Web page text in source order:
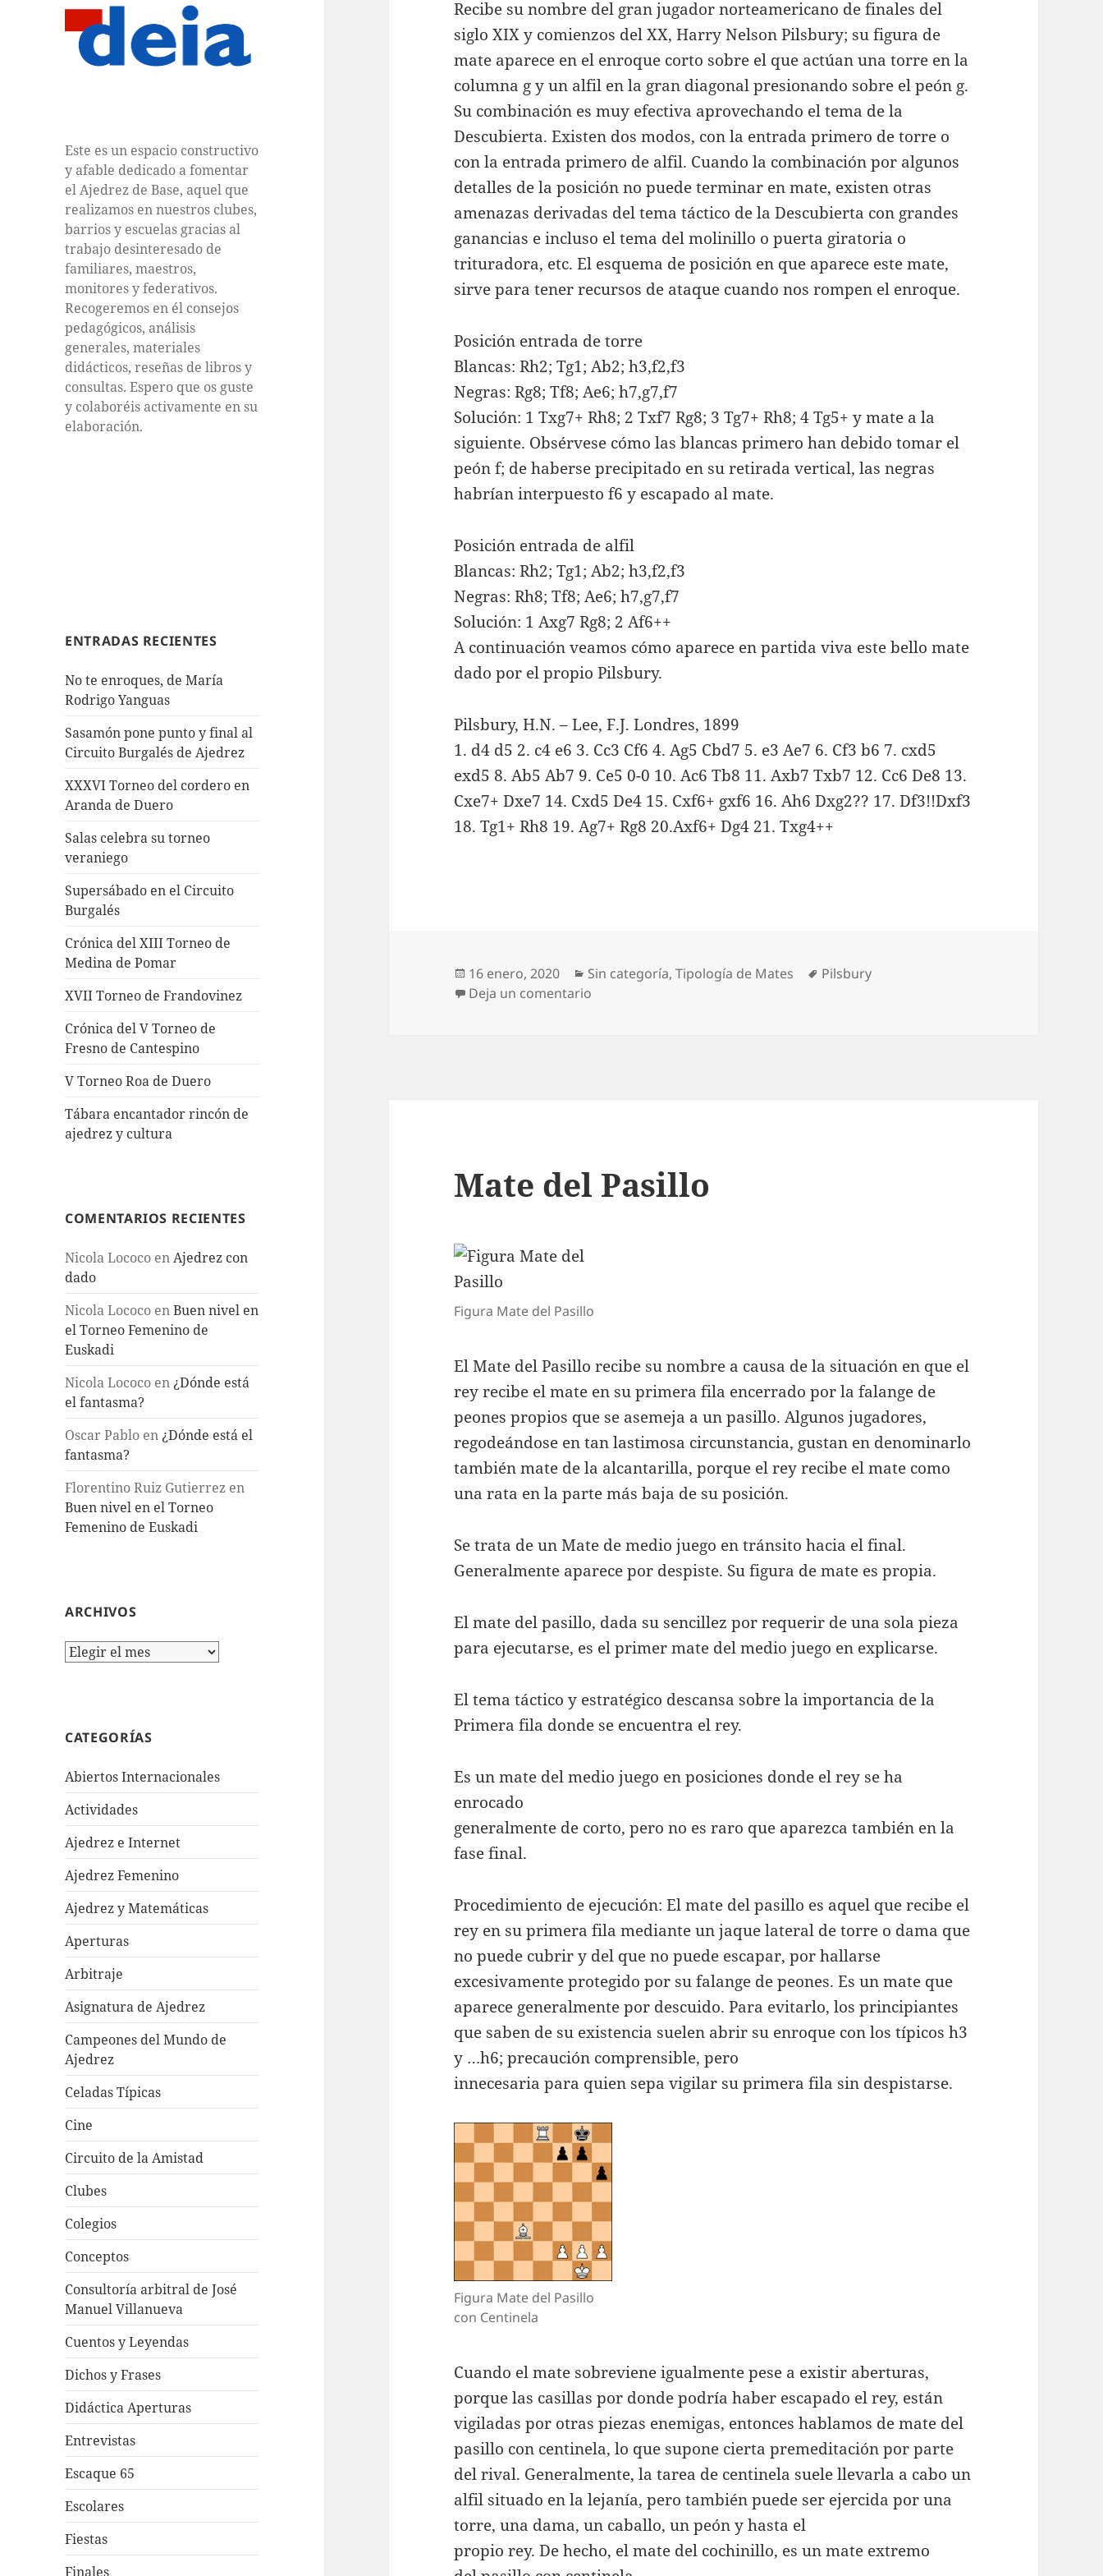
Este es un espacio constructivo
y afable dedicado a fomentar
el Ajedrez de Base, aquel que
realizamos en nuestros clubes,
barrios y escuelas gracias al
trabajo desinteresado de
familiares, maestros,
monitores y federativos.
Recogeremos en él consejos
pedagógicos, análisis
generales, materiales
didácticos, reseñas de libros y
consultas. Espero que os guste
y colaboréis activamente en su
elaboración.
ENTRADAS RECIENTES
No te enroques, de María
Rodrigo Yanguas
Sasamón pone punto y final al
Circuito Burgalés de Ajedrez
XXXVI Torneo del cordero en
Aranda de Duero
Salas celebra su torneo
veraniego
Supersábado en el Circuito
Burgalés
Crónica del XIII Torneo de
Medina de Pomar
XVII Torneo de Frandovinez
Crónica del V Torneo de
Fresno de Cantespino
V Torneo Roa de Duero
Tábara encantador rincón de
ajedrez y cultura
COMENTARIOS RECIENTES
Nicola Lococo enAjedrez con
dado
Nicola Lococo enBuen nivel en
el Torneo Femenino de
Euskadi
Nicola Lococo en¿Dónde está
el fantasma?
Oscar Pablo en¿Dónde está el
fantasma?
Florentino Ruiz Gutierrez en
Buen nivel en el Torneo
Femenino de Euskadi
ARCHIVOS
Archivos
CATEGORÍAS
Abiertos Internacionales
Actividades
Ajedrez e Internet
Ajedrez Femenino
Ajedrez y Matemáticas
Aperturas
Arbitraje
Asignatura de Ajedrez
Campeones del Mundo de
Ajedrez
Celadas Típicas
Cine
Circuito de la Amistad
Clubes
Colegios
Conceptos
Consultoría arbitral de José
Manuel Villanueva
Cuentos y Leyendas
Dichos y Frases
Didáctica Aperturas
Entrevistas
Escaque 65
Escolares
Fiestas
Finales
Recibe su nombre del gran jugador norteamericano de finales del
siglo XIX y comienzos del XX, Harry Nelson Pilsbury; su figura de
mate aparece en el enroque corto sobre el que actúan una torre en la
columna g y un alfil en la gran diagonal presionando sobre el peón g.
Su combinación es muy efectiva aprovechando el tema de la
Descubierta. Existen dos modos, con la entrada primero de torre o
con la entrada primero de alfil. Cuando la combinación por algunos
detalles de la posición no puede terminar en mate, existen otras
amenazas derivadas del tema táctico de la Descubierta con grandes
ganancias e incluso el tema del molinillo o puerta giratoria o
trituradora, etc. El esquema de posición en que aparece este mate,
sirve para tener recursos de ataque cuando nos rompen el enroque.
Posición entrada de torre
Blancas: Rh2; Tg1; Ab2; h3,f2,f3
Negras: Rg8; Tf8; Ae6; h7,g7,f7
Solución: 1 Txg7+ Rh8; 2 Txf7 Rg8; 3 Tg7+ Rh8; 4 Tg5+ y mate a la
siguiente. Obsérvese cómo las blancas primero han debido tomar el
peón f; de haberse precipitado en su retirada vertical, las negras
habrían interpuesto f6 y escapado al mate.
Posición entrada de alfil
Blancas: Rh2; Tg1; Ab2; h3,f2,f3
Negras: Rh8; Tf8; Ae6; h7,g7,f7
Solución: 1 Axg7 Rg8; 2 Af6++
A continuación veamos cómo aparece en partida viva este bello mate
dado por el propio Pilsbury.
Pilsbury, H.N. – Lee, F.J. Londres, 1899
1. d4 d5 2. c4 e6 3. Cc3 Cf6 4. Ag5 Cbd7 5. e3 Ae7 6. Cf3 b6 7. cxd5
exd5 8. Ab5 Ab7 9. Ce5 0-0 10. Ac6 Tb8 11. Axb7 Txb7 12. Cc6 De8 13.
Cxe7+ Dxe7 14. Cxd5 De4 15. Cxf6+ gxf6 16. Ah6 Dxg2?? 17. Df3!!Dxf3
18. Tg1+ Rh8 19. Ag7+ Rg8 20.Axf6+ Dg4 21. Txg4++
Publicado
el
16 enero, 2020 Categorías
Sin categoría,Tipología de Mates Etiquetas
Pilsbury
Deja un comentario
Mate del Pasillo
Figura Mate del Pasillo
El Mate del Pasillo recibe su nombre a causa de la situación en que el
rey recibe el mate en su primera fila encerrado por la falange de
peones propios que se asemeja a un pasillo. Algunos jugadores,
regodeándose en tan lastimosa circunstancia, gustan en denominarlo
también mate de la alcantarilla, porque el rey recibe el mate como
una rata en la parte más baja de su posición.
Se trata de un Mate de medio juego en tránsito hacia el final.
Generalmente aparece por despiste. Su figura de mate es propia.
El mate del pasillo, dada su sencillez por requerir de una sola pieza
para ejecutarse, es el primer mate del medio juego en explicarse.
El tema táctico y estratégico descansa sobre la importancia de la
Primera fila donde se encuentra el rey.
Es un mate del medio juego en posiciones donde el rey se ha
enrocado
generalmente de corto, pero no es raro que aparezca también en la
fase final.
Procedimiento de ejecución: El mate del pasillo es aquel que recibe el
rey en su primera fila mediante un jaque lateral de torre o dama que
no puede cubrir y del que no puede escapar, por hallarse
excesivamente protegido por su falange de peones. Es un mate que
aparece generalmente por descuido. Para evitarlo, los principiantes
que saben de su existencia suelen abrir su enroque con los típicos h3
y …h6; precaución comprensible, pero
innecesaria para quien sepa vigilar su primera fila sin despistarse.
Figura Mate del Pasillo
con Centinela
Cuando el mate sobreviene igualmente pese a existir aberturas,
porque las casillas por donde podría haber escapado el rey, están
vigiladas por otras piezas enemigas, entonces hablamos de mate del
pasillo con centinela, lo que supone cierta premeditación por parte
del rival. Generalmente, la tarea de centinela suele llevarla a cabo un
alfil situado en la lejanía, pero también puede ser ejercida por una
torre, una dama, un caballo, un peón y hasta el
propio rey. De hecho, el mate del cochinillo, es un mate extremo